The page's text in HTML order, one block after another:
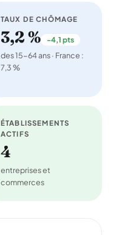
TAUX DE CHÔMAGE
3,2 % -4,1 pts
des 15-64 ans · France :
7,3 %
ÉTABLISSEMENTS
ACTIFS
4
entreprises et
commerces